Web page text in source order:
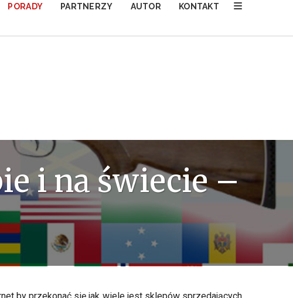
PORADY PARTNERZY AUTOR KONTAKT
i na świecie –